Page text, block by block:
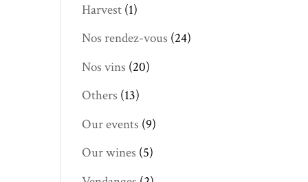
Harvest (1)
Nos rendez-vous (24)
Nos vins (20)
Others (13)
Our events (9)
Our wines (5)